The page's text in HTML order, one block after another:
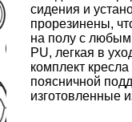
сидения и
прорезинены,
на полу с любым
PU, легкая в
комплект
поясничной
изготовленные